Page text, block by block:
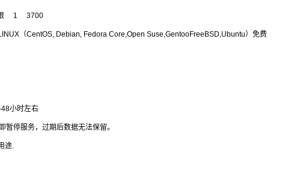
1 3700
（CentOS, Debian, Fedora Core,Open Suse,GentooFreeBSD,Ubuntu）免费
小时左右
暂停服务，过期后数据无法保留。
途.